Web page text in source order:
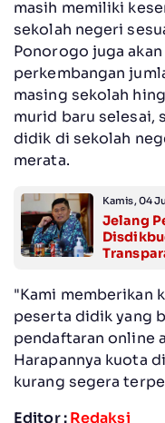
masih memiliki
sekolah negeri
Ponorogo juga
perkembangan
masing sekolah
murid baru selesai,
didik di sekolah
merata.
Kamis, 04
Jelang
"Kami memberikan
peserta didik yang
pendaftaran online
Harapannya kuota
kurang segera
Editor :Redaksi